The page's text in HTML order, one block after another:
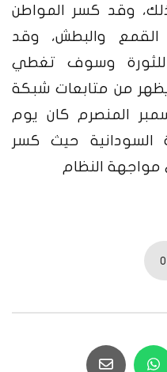
وقد كسر المواطن
والبطش، وقد
للثورة وسوف تغطي
من متابعات شبكة
يوم الثلاثاء 25ديسمبر المنصرم كان يوم
السودانية حيث كسر
مواجهة النظام
0